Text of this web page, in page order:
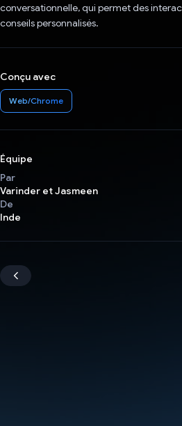
conversationnelle, qui permet des
conseils personnalisés.
Conçu avec
Web/Chrome
Équipe
Par
Varinder et Jasmeen
De
Inde